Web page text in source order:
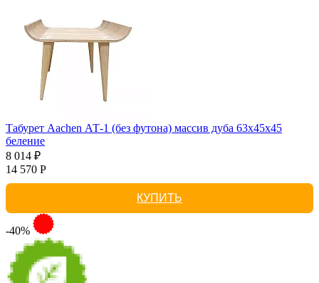
Табурет Aachen АТ-1 (без футона) массив дуба 63х45х45
беление
8 014 ₽
14 570 Р
КУПИТЬ
-40%